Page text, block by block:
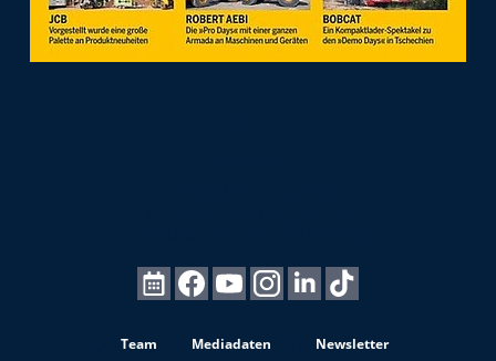
Team Mediadaten Newsletter